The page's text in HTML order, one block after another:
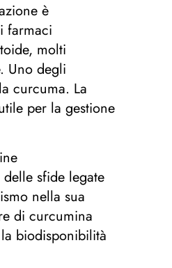
è
farmaci
molti
Uno degli
curcuma. La
per la gestione
sfide legate
nella sua
di curcumina
biodisponibilità